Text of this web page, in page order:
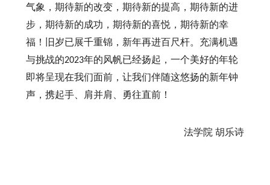
气象，期待新的改变，期待新的提高，期待新的进
步，期待新的成功，期待新的喜悦，期待新的幸
福！旧岁已展千重锦，新年再进百尺杆。充满机遇
与挑战的2023年的风帆已经扬起，一个美好的年轮
即将呈现在我们面前，让我们伴随这悠扬的新年钟
声，携起手、肩并肩、勇往直前！
法学院 胡乐诗